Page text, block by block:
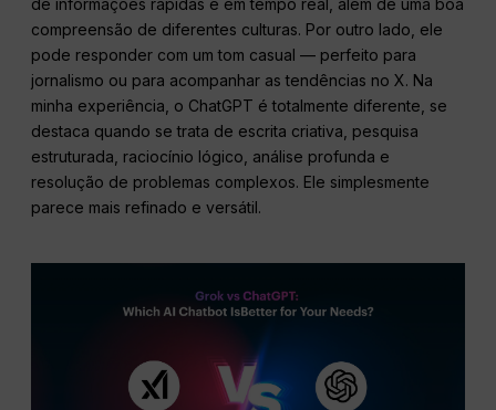
compreensão de diferentes culturas. Por outro lado, ele
pode responder com um tom casual — perfeito para
jornalismo ou para acompanhar as tendências no X. Na
minha experiência, o ChatGPT é totalmente diferente, se
destaca quando se trata de escrita criativa, pesquisa
estruturada, raciocínio lógico, análise profunda e
resolução de problemas complexos. Ele simplesmente
parece mais refinado e versátil.